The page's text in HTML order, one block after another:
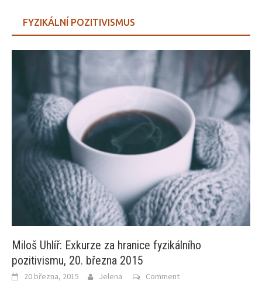
FYZIKÁLNÍ POZITIVISMUS
Miloš Uhlíř: Exkurze za hranice fyzikálního
pozitivismu, 20. března 2015
20 března, 2015 Jelena Comment